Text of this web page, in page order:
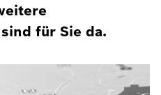
für Sie da.